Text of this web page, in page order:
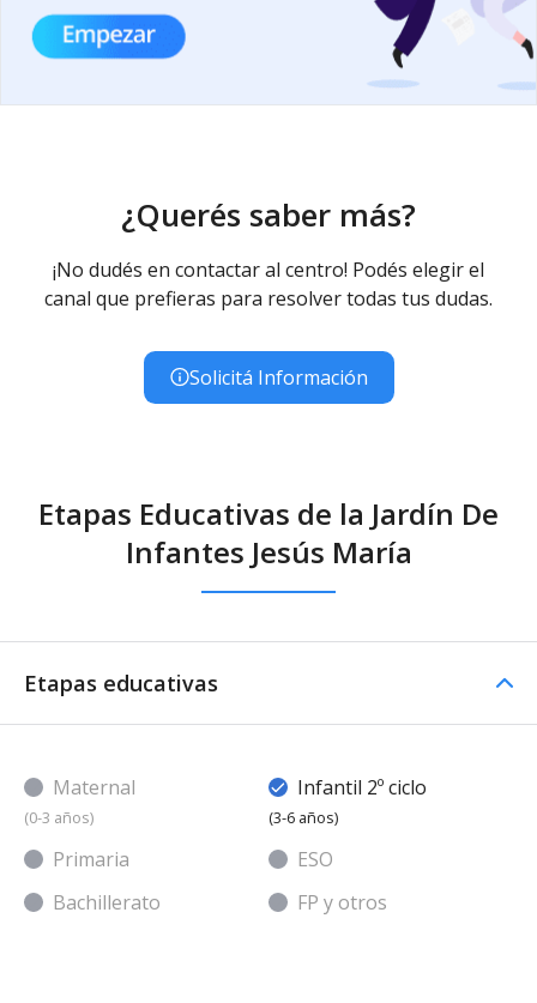
¿Querés saber más?
¡No dudés en contactar al centro! Podés elegir el
canal que prefieras para resolver todas tus dudas.
Solicitá Información
Etapas Educativas de la Jardín De
Infantes Jesús María
Etapas educativas
Maternal
(0-3 años)
Infantil 2º ciclo
(3-6 años)
Primaria
ESO
Bachillerato
FP y otros